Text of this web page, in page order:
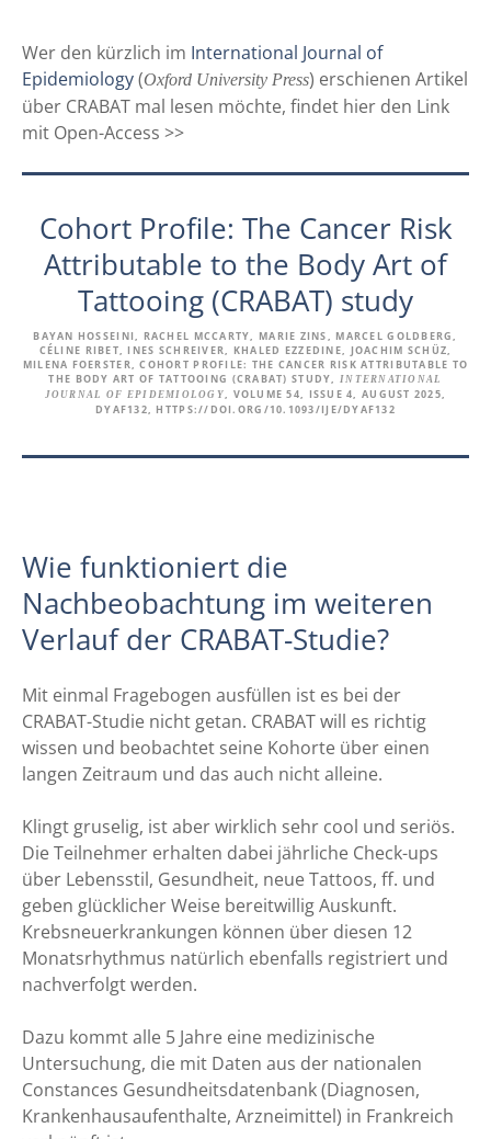
Wer den kürzlich im International Journal of
Epidemiology(Oxford University Press) erschienen Artikel
über CRABAT mal lesen möchte, findet hier den Link
mit Open-Access >>
Cohort Profile: The Cancer Risk
Attributable to the Body Art of
Tattooing (CRABAT) study
BAYAN HOSSEINI, RACHEL MCCARTY, MARIE ZINS, MARCEL GOLDBERG,
CÉLINE RIBET, INES SCHREIVER, KHALED EZZEDINE, JOACHIM SCHÜZ,
MILENA FOERSTER, COHORT PROFILE: THE CANCER RISK ATTRIBUTABLE TO
THE BODY ART OF TATTOOING (CRABAT) STUDY, INTERNATIONAL
JOURNAL OF EPIDEMIOLOGY, VOLUME 54, ISSUE 4, AUGUST 2025,
DYAF132, HTTPS://DOI.ORG/10.1093/IJE/DYAF132
Wie funktioniert die
Nachbeobachtung im weiteren
Verlauf der CRABAT-Studie?
Mit einmal Fragebogen ausfüllen ist es bei der
CRABAT-Studie nicht getan. CRABAT will es richtig
wissen und beobachtet seine Kohorte über einen
langen Zeitraum und das auch nicht alleine.
Klingt gruselig, ist aber wirklich sehr cool und seriös.
Die Teilnehmer erhalten dabei jährliche Check-ups
über Lebensstil, Gesundheit, neue Tattoos, ff. und
geben glücklicher Weise bereitwillig Auskunft.
Krebsneuerkrankungen können über diesen 12
Monatsrhythmus natürlich ebenfalls registriert und
nachverfolgt werden.
Dazu kommt alle 5 Jahre eine medizinische
Untersuchung, die mit Daten aus der nationalen
Constances Gesundheitsdatenbank (Diagnosen,
Krankenhausaufenthalte, Arzneimittel) in Frankreich